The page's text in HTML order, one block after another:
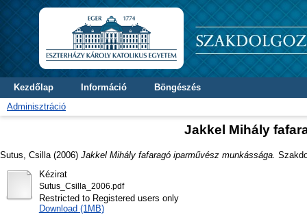
Kezdőlap Információ
Böngészés
Adminisztráció
Jakkel Mihály
Sutus, Csilla (2006) Jakkel Mihály fafaragó iparművész munkássága.
Kézirat
Sutus_Csilla_2006.pdf
Restricted to Registered users only
Download (1MB)